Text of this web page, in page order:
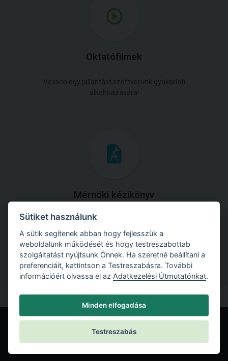
Oktatófilmek
Vessen egy pillantást szoftverünk gyakorlati
alkalmazására!
Mérnöki kézikönyv
Töltse le útmutatónkat az összes elméleti anyaggal és
gyakorlati példával!
Sütiket használunk
A sütik segítenek abban hogy fejlesszük a
weboldalunk működését és hogy testreszabottab
szolgáltatást nyújtsunk Önnek. Ha szeretné beállítani a
preferenciáit, kattintson a Testreszabásra. További
információért olvassa el az Adatkezelési Útmutatónkat.
Minden elfogadása
Testreszabás